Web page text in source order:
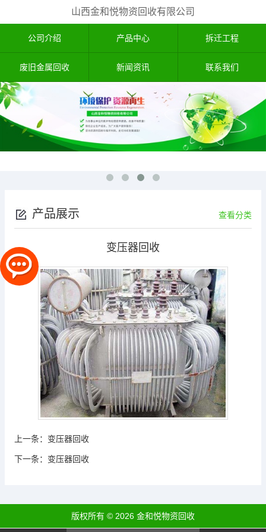
山西金和悦物资回收有限公司
公司介绍 产品中心 拆迁工程
废旧金属回收 新闻资讯 联系我们
产品展示 查看分类
变压器回收
上一条： 变压器回收
下一条： 变压器回收
版权所有 © 2026 金和悦物资回收